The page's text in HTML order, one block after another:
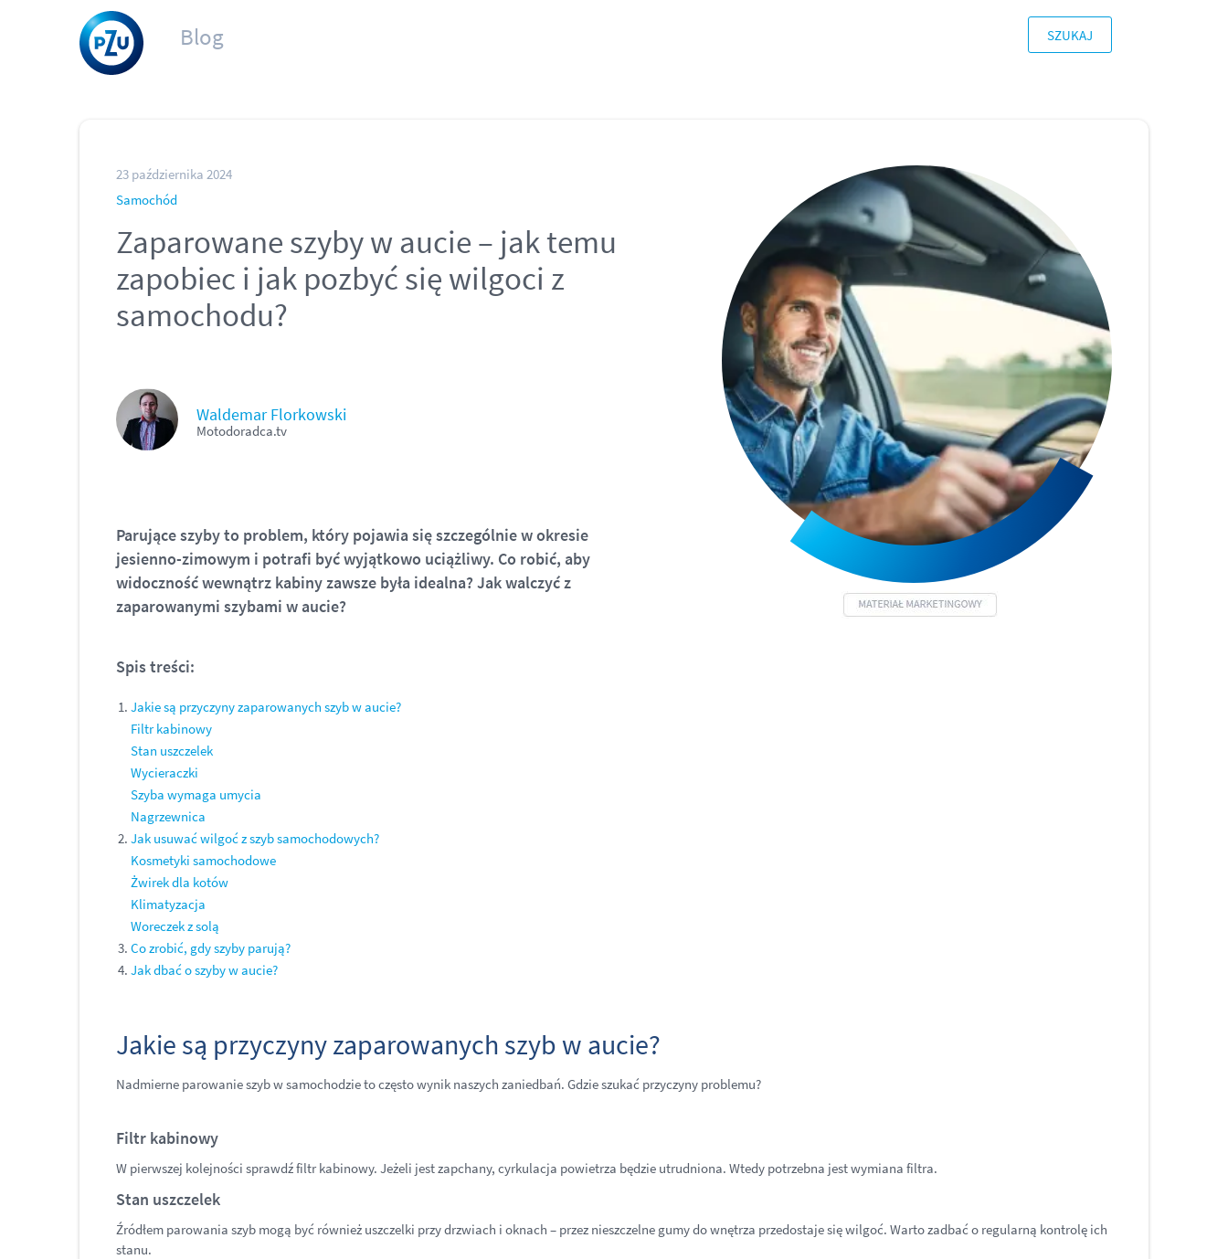
Blog SZUKAJ
23 października 2024
Samochód
Zaparowane szyby w aucie – jak temu
zapobiec i jak pozbyć się wilgoci z
samochodu?
Waldemar Florkowski
Motodoradca.tv
Parujące szyby to problem, który pojawia się szczególnie w okresie
jesienno-zimowym i potrafi być wyjątkowo uciążliwy. Co robić, aby
widoczność wewnątrz kabiny zawsze była idealna? Jak walczyć z
zaparowanymi szybami w aucie?
Spis treści:
Jakie są przyczyny zaparowanych szyb w aucie?
Filtr kabinowy
Stan uszczelek
Wycieraczki
Szyba wymaga umycia
Nagrzewnica
Jak usuwać wilgoć z szyb samochodowych?
Kosmetyki samochodowe
Żwirek dla kotów
Klimatyzacja
Woreczek z solą
Co zrobić, gdy szyby parują?
Jak dbać o szyby w aucie?
Jakie są przyczyny zaparowanych szyb w aucie?
Nadmierne parowanie szyb w samochodzie to często wynik naszych zaniedbań. Gdzie szukać przyczyny problemu?
Filtr kabinowy
W pierwszej kolejności sprawdź filtr kabinowy. Jeżeli jest zapchany, cyrkulacja powietrza będzie utrudniona. Wtedy potrzebna jest wymiana filtra.
Stan uszczelek
Źródłem parowania szyb mogą być również uszczelki przy drzwiach i oknach – przez nieszczelne gumy do wnętrza przedostaje się wilgoć. Warto zadbać o regularną kontrolę ich
stanu.